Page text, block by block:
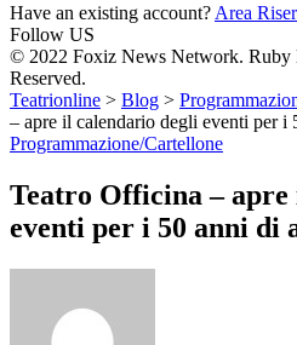
Have an existing account? Area
Follow US
© 2022 Foxiz News Network. Ruby
Reserved.
Teatrionline > Blog >
– apre il calendario degli eventi per i
Programmazione/Cartellone
Teatro Officina –
eventi per i 50 anni di